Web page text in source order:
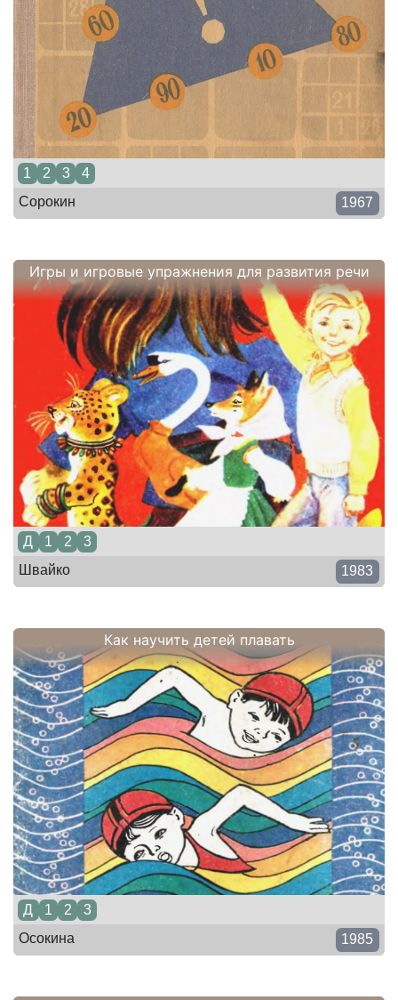
1 2 3
4
Сорокин
1967
Игры и игровые упражнения для развития речи
Д 1 2
3
Швайко
1983
Как научить детей плавать
Д 1 2
3
Осокина
1985